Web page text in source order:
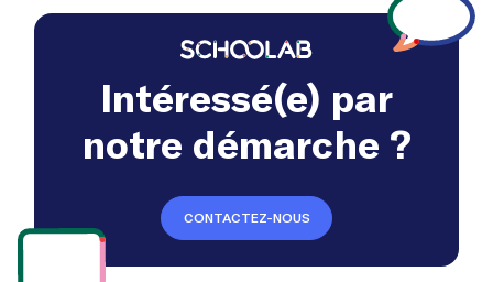
Intéressé(e) par
notre démarche ?
CONTACTEZ-NOUS